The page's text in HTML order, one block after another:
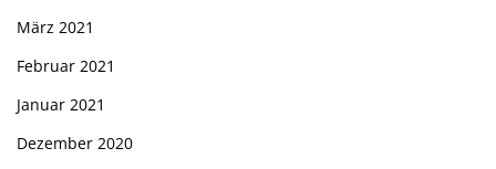
März 2021
Februar 2021
Januar 2021
Dezember 2020